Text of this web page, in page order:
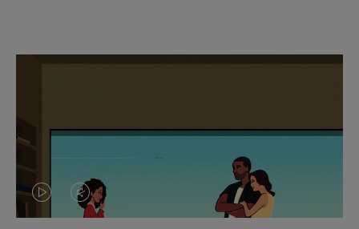
DASVIDEO